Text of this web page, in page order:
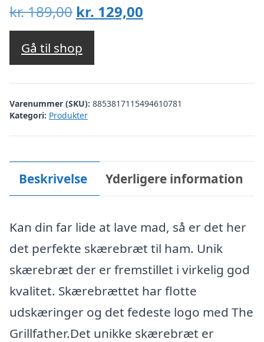
kr.189,00 Den
oprindelige
pris
var:
kr. 189,00.
kr. 129,00
kr. 129,00.
Gå til shop
Varenummer (SKU): 8853817115494610781
Kategori: Produkter
Beskrivelse Yderligere information
Kan din far lide at lave mad, så er det her
det perfekte skærebræt til ham. Unik
skærebræt der er fremstillet i virkelig god
kvalitet. Skærebrættet har flotte
udskæringer og det fedeste logo med The
Grillfather.Det unikke skærebræt er